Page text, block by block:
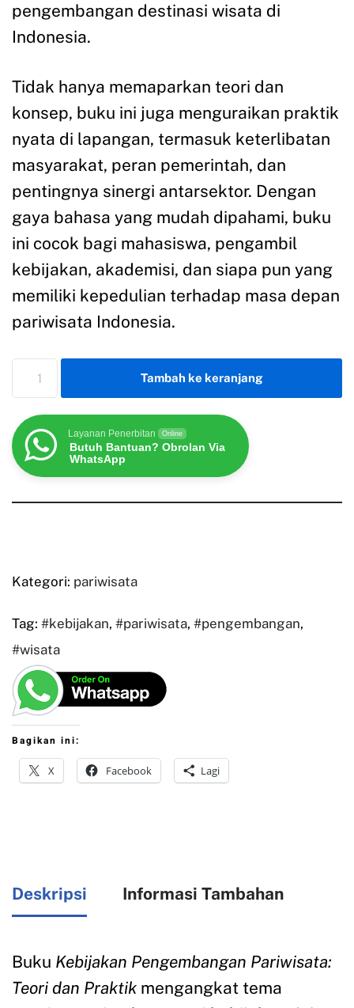
pengembangan destinasi wisata di
Indonesia.
Tidak hanya memaparkan teori dan
konsep, buku ini juga menguraikan praktik
nyata di lapangan, termasuk keterlibatan
masyarakat, peran pemerintah, dan
pentingnya sinergi antarsektor. Dengan
gaya bahasa yang mudah dipahami, buku
ini cocok bagi mahasiswa, pengambil
kebijakan, akademisi, dan siapa pun yang
memiliki kepedulian terhadap masa depan
pariwisata Indonesia.
Tambah ke keranjang
Layanan Penerbitan Online
Butuh Bantuan? Obrolan Via
WhatsApp
Kategori: pariwisata
Tag: #kebijakan, #pariwisata, #pengembangan,
#wisata
Bagikan ini:
X Facebook Lagi
Deskripsi Informasi Tambahan
Buku Kebijakan Pengembangan Pariwisata:
Teori dan Praktik mengangkat tema